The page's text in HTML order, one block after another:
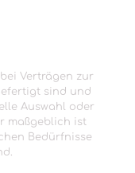
Verträgen zur
sind und
Auswahl oder
maßgeblich ist
Bedürfnisse